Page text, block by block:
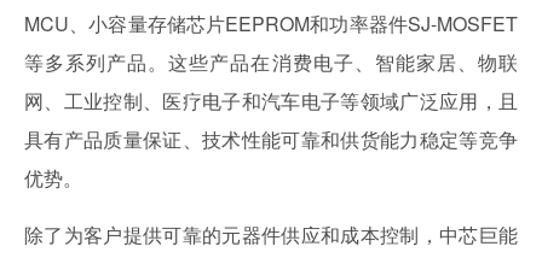
MCU、小容量存储芯片EEPROM和功率器件SJ-MOSFET
等多系列产品。这些产品在消费电子、智能家居、物联
网、工业控制、医疗电子和汽车电子等领域广泛应用，且
具有产品质量保证、技术性能可靠和供货能力稳定等竞争
优势。
除了为客户提供可靠的元器件供应和成本控制，中芯巨能